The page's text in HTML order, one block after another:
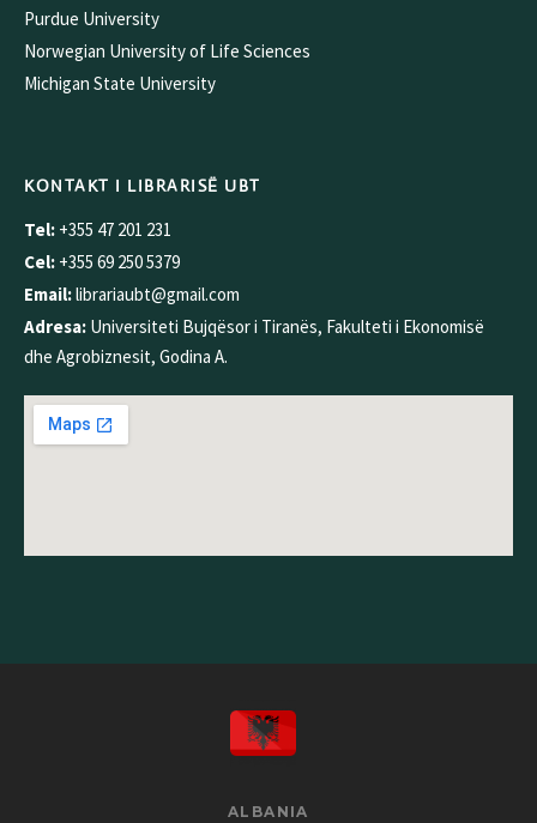
Purdue University
Norwegian University of Life Sciences
Michigan State University
KONTAKT I LIBRARISË UBT
Tel: +355 47 201 231
Cel: +355 69 250 5379
Email:librariaubt@gmail.com
Adresa: Universiteti Bujqësor i Tiranës, Fakulteti i Ekonomisë
dhe Agrobiznesit, Godina A.
ALBANIA